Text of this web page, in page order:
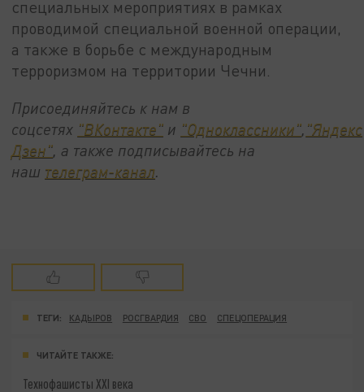
специальных мероприятиях в рамках
проводимой специальной военной операции,
а также в борьбе с международным
терроризмом на территории Чечни.
Присоединяйтесь к нам в
соцсетях "ВКонтакте" и "Одноклассники", "Яндекс
Дзен", а также подписывайтесь на
наш телеграм-канал.
ТЕГИ: КАДЫРОВ РОСГВАРДИЯ СВО СПЕЦОПЕРАЦИЯ
ЧИТАЙТЕ ТАКЖЕ:
Технофашисты XXI века